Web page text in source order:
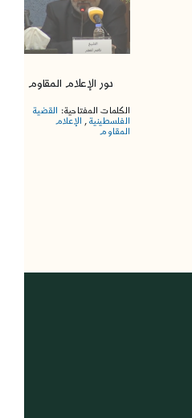
دور الإعلام المقاوم
الكلمات المفتاحية: القضية
الفلسطينية
الإعلام
المقاوم